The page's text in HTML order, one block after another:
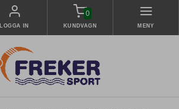
LOGGA IN
0
KUNDVAGN MENY